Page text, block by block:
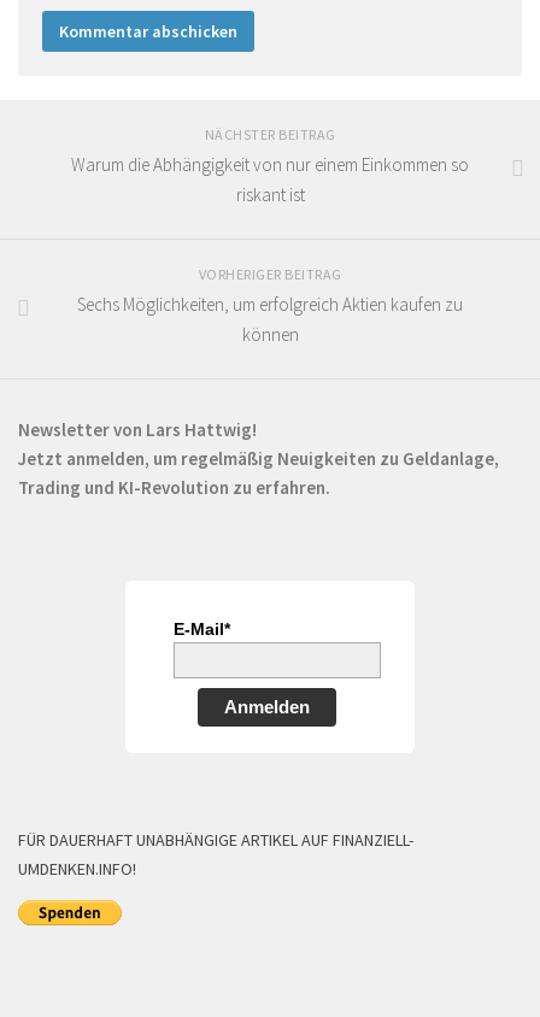
NÄCHSTER BEITRAG
Warum die Abhängigkeit von nur einem Einkommen so
riskant ist
VORHERIGER BEITRAG
Sechs Möglichkeiten, um erfolgreich Aktien kaufen zu
können
Newsletter von Lars Hattwig!
Jetzt anmelden, um regelmäßig Neuigkeiten zu Geldanlage,
Trading und KI-Revolution zu erfahren.
E-Mail*
Anmelden
FÜR DAUERHAFT UNABHÄNGIGE ARTIKEL AUF FINANZIELL-
UMDENKEN.INFO!